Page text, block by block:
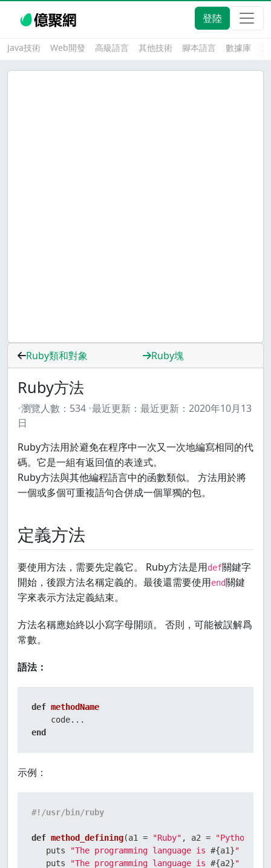
登陸
Java技術 Web開發 高級語言 其他技術 腳本語言 數據庫
Ruby類和對象 Ruby塊
Ruby方法
瀏覽人數： 534 最近更新： 最近更新： 2020年10月13
日
Ruby方法用於避免在程序中一次又一次地編寫相同的代
碼。它是一組有返回值的表達式。
Ruby方法與其他編程語言中的函數類似。 方法用於將
一個或多個可重複語句合併成一個單獨的包。
定義方法
要使用方法，需要先定義它。 Ruby方法是用def關鍵字
開始，後跟方法名稱定義的。最後還需要使用end關鍵
字來表示方法定義結束。
方法名稱應始終以小寫字母開頭。 否則，可能被誤解爲
常數。
語法：
def methodName
end
示例：
#!/usr/bin/ruby
def method_defining(a1 = "Ruby" , a2 = "Python"
   puts
"The programming language is #{a1}"
   puts
"The programming language is #{a2}"